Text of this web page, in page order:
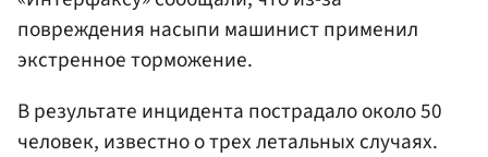
повреждения насыпи машинист применил
экстренное торможение.
В результате инцидента пострадало около 50
человек, известно о трех летальных случаях.